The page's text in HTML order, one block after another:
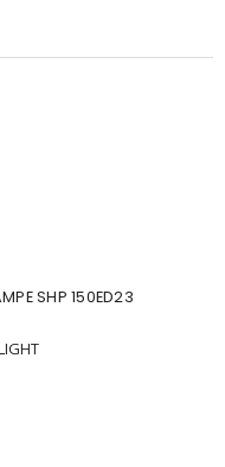
SHP 150ED23